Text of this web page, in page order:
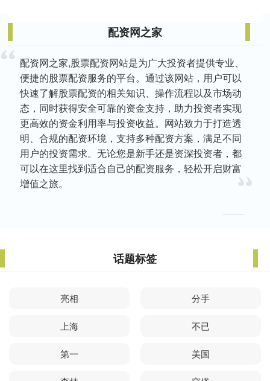
配资网之家
配资网之家,股票配资网站是为广大投资者提供专业、
便捷的股票配资服务的平台。通过该网站，用户可以
快速了解股票配资的相关知识、操作流程以及市场动
态，同时获得安全可靠的资金支持，助力投资者实现
更高效的资金利用率与投资收益。网站致力于打造透
明、合规的配资环境，支持多种配资方案，满足不同
用户的投资需求。无论您是新手还是资深投资者，都
可以在这里找到适合自己的配资服务，轻松开启财富
增值之旅。
话题标签
亮相 分手
上海 不已
第一 美国